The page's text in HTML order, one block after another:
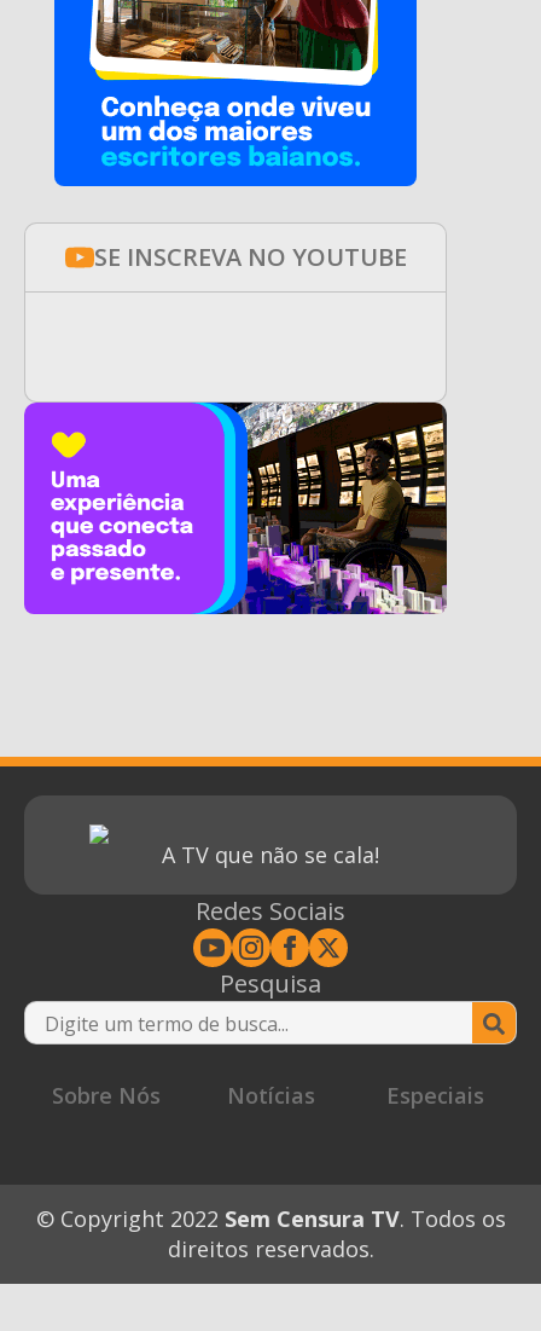
SE INSCREVA NO YOUTUBE
A TV que não se cala!
Redes Sociais
Pesquisa
Sobre Nós
Notícias Especiais
© Copyright 2022 Sem Censura TV. Todos os
direitos reservados.